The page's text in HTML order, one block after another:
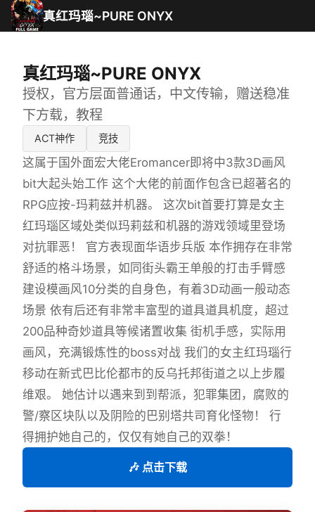
真红玛瑙~PURE ONYX
真红玛瑙~PURE ONYX
授权，官方层面普通话，中文传输，赠送稳准
下方载，教程
ACT神作 竞技
这属于国外面宏大佬Eromancer即将中3款3D画风
bit大起头始工作 这个大佬的前面作包含已超著名的
RPG应按-玛莉兹并机器。 这次bit首要打算是女主
红玛瑙区域处类似玛莉兹和机器的游戏领域里登场
对抗罪恶！ 官方表现面华语步兵版 本作拥存在非常
舒适的格斗场景，如同街头霸王单般的打击手臂感
建设模画风10分类的自身色，有着3D动画一般动态
场景 依有后还有非常丰富型的道具道具机度，超过
200品种奇妙道具等候诸置收集 街机手感，实际用
画风，充满锻炼性的boss对战 我们的女主红玛瑙行
移动在新式巴比伦都市的反乌托邦街道之以上步履
维艰。 她估计以遇来到到帮派，犯罪集团，腐败的
警/察区块队以及阴险的巴别塔共司育化怪物！ 行
得拥护她自己的，仅仅有她自己的双拳！
🎶 点击下载